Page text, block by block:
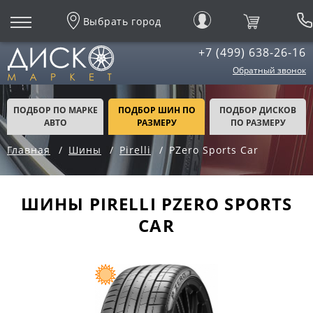
Выбрать город
+7 (499) 638-26-16
Обратный звонок
ПОДБОР ПО МАРКЕ
АВТО
ПОДБОР ШИН ПО
РАЗМЕРУ
ПОДБОР ДИСКОВ
ПО РАЗМЕРУ
Главная Шины Pirelli PZero Sports Car
ШИНЫ PIRELLI PZERO SPORTS
CAR